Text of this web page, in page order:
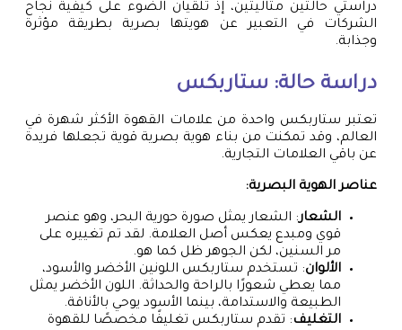
دراستي حالتين مثاليتين، إذ تلقيان الضوء على كيفية نجاح
الشركات في التعبير عن هويتها بصرية بطريقة مؤثرة
وجذابة.
دراسة حالة: ستاربكس
تعتبر ستاربكس واحدة من علامات القهوة الأكثر شهرة في
العالم، وقد تمكنت من بناء هوية بصرية قوية تجعلها فريدة
عن باقي العلامات التجارية.
عناصر الهوية البصرية:
الشعار: الشعار يمثل صورة حورية البحر، وهو عنصر
قوي ومبدع يعكس أصل العلامة. لقد تم تغييره على
مر السنين، لكن الجوهر ظل كما هو.
الألوان: تستخدم ستاربكس اللونين الأخضر والأسود،
مما يعطي شعورًا بالراحة والحداثة. اللون الأخضر يمثل
الطبيعة والاستدامة، بينما الأسود يوحي بالأناقة.
التغليف: تقدم ستاربكس تغليفًا مخصصًا للقهوة